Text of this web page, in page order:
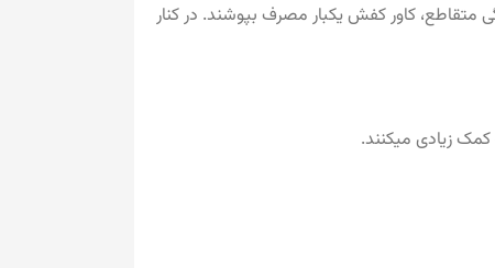
متقاطع، کاور کفش یکبار مصرف بپوشند. در کنار
زیادی میکنند.